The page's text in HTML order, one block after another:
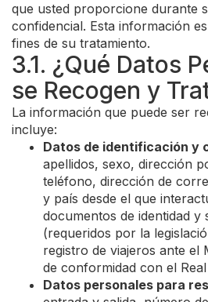
que usted proporcione durante
confidencial. Esta información
fines de su tratamiento.
3.1. ¿Qué Datos
se Recogen y
La información que puede ser
incluye:
Datos de identificación y
apellidos, sexo, dirección
teléfono, dirección de
y país desde el que
documentos de identidad y
(requeridos por la
registro de viajeros ante el
de conformidad con el
Datos personales para